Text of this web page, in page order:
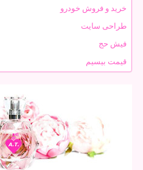
خرید و فروش خودرو
طراحی سایت
فیش حج
قیمت بیسیم